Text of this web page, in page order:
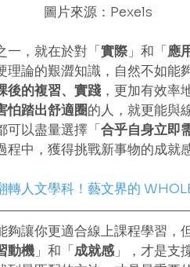
圖片來源：Pexels
，就在於對「 實際」和「 應
論的艱澀知識，自然不如能
後的複習、實踐 ，更加有效率
怕踏出舒適圈的人，就更能與
可以盡量選擇「 合乎自身立即
程中，獲得挑戰新事物的成就
轉人文學科！藝文界的
夠讓你更適合線上課程學習，
動機 」和「 成就感」，才是支